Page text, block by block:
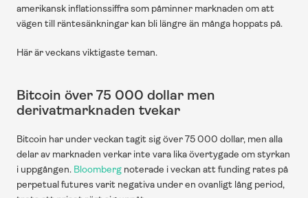
amerikansk inflationssiffra som påminner marknaden om att
vägen till räntesänkningar kan bli längre än många hoppats på.
Här är veckans viktigaste teman.
Bitcoin över 75 000 dollar men
derivatmarknaden tvekar
Bitcoin har under veckan tagit sig över 75 000 dollar, men alla
delar av marknaden verkar inte vara lika övertygade om styrkan
i uppgången. Bloomberg noterade i veckan att funding rates på
perpetual futures varit negativa under en ovanligt lång period,